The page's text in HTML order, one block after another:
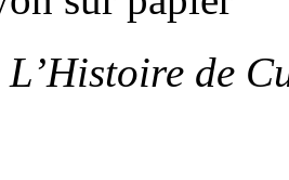
L’Histoire de